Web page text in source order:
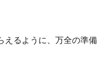
えるように、万全の準備